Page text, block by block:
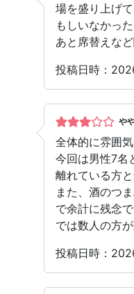
場を盛り上げ
もしいなかっ
あと席替えな
投稿日時：
や
全体的に雰囲
今回は男性7名
離れている方
また、酒のつ
で余計に残念
では数人の方
投稿日時：